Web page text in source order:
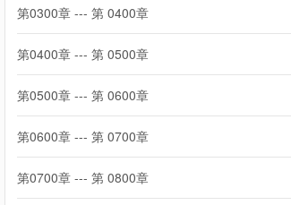
第0300章 --- 第 0400章
第0400章 --- 第 0500章
第0500章 --- 第 0600章
第0600章 --- 第 0700章
第0700章 --- 第 0800章